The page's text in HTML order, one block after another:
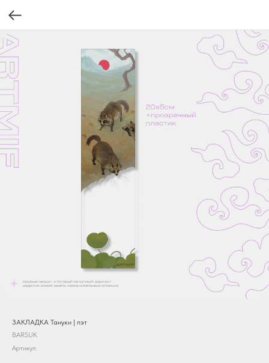
ЗАКЛАДКА Тануки | пэт
BARSUK
Артикул: